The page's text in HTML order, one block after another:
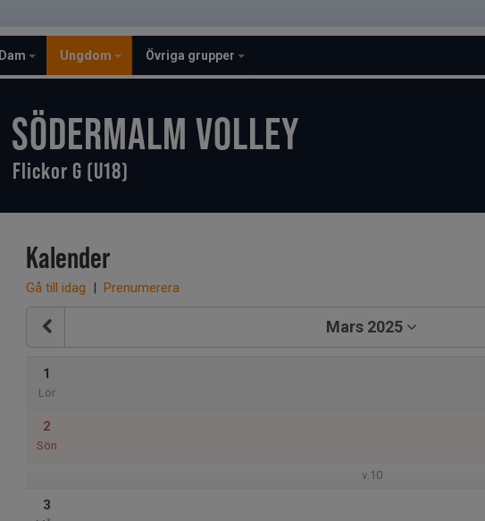
Dam Ungdom Övriga grupper
SÖDERMALM VOLLEY
Flickor G (U18)
Kalender
Gå till idag | Prenumerera
Mars 2025
1
Lör
2
Sön
v.10
3